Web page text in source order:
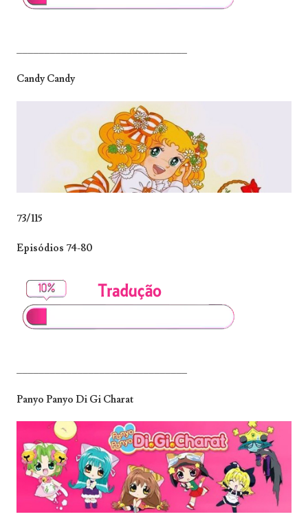
Candy Candy
73/115
Episódios 74-80
_______________________________
Panyo Panyo Di Gi Charat